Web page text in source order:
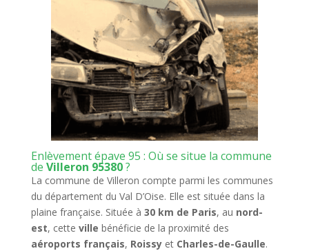
Enlèvement épave 95 : Où se situe la commune
de Villeron 95380?
La commune de Villeron compte parmi les communes
du département du Val D’Oise. Elle est située dans la
plaine française. Située à 30 km de Paris, au nord-
est, cette ville bénéficie de la proximité des
aéroports français, Roissyet Charles-de-Gaulle.